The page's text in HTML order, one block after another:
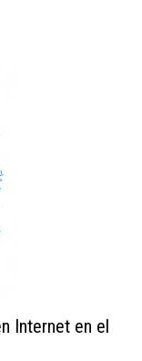
Internet en el